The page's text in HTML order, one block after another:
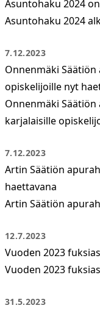
Asuntohaku 2024
Asuntohaku 2024
7.12.2023
Onnenmäki
opiskelijoille nyt
Onnenmäki Säätiön
karjalaisille
7.12.2023
Artin Säätiön
haettavana
Artin Säätiön
12.7.2023
Vuoden 2023
Vuoden 2023
31.5.2023